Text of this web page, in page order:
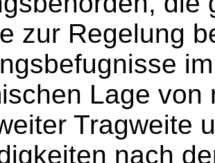
zur Regelung
Lage von
Tragweite
nach